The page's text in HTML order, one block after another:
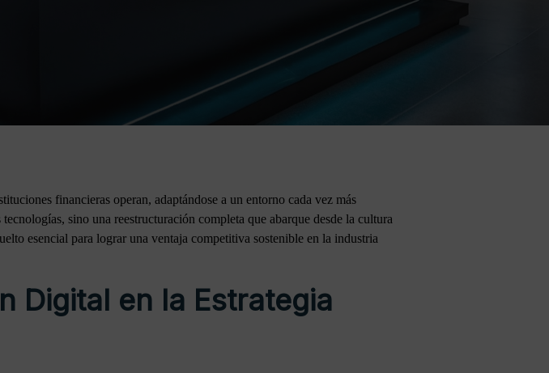
financieras operan, adaptándose a un entorno cada vez más
sino una reestructuración completa que abarque desde la cultura
esencial para lograr una ventaja competitiva sostenible en la industria
Digital en la Estrategia